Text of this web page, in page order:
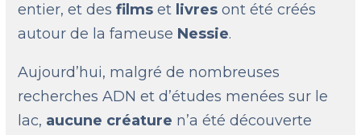
entier, et desfilmset livresont été créés
autour de la fameuse Nessie.
Aujourd’hui, malgré de nombreuses
recherches ADN et d’études menées sur le
lac, aucune créature n’a été découverte